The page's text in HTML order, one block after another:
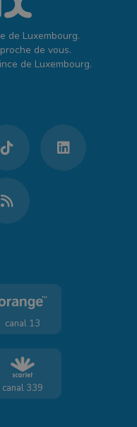
de Luxembourg.
de vous.
de Luxembourg.
canal 13
canal 339